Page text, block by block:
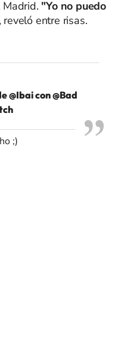
"Yo no puedo
, reveló entre risas.
@Ibai con @Bad
;)